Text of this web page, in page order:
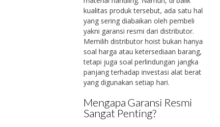
kualitas produk tersebut, ada satu hal
yang sering diabaikan oleh pembeli
yakni garansi resmi dari distributor.
Memilih distributor hoist bukan hanya
soal harga atau ketersediaan barang,
tetapi juga soal perlindungan jangka
panjang terhadap investasi alat berat
yang digunakan setiap hari.
Mengapa Garansi Resmi
Sangat Penting?